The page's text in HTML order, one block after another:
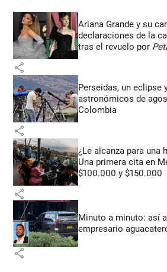
Ariana Grande y su
declaraciones de la
tras el revuelo por
share
Perseidas, un eclipse
astronómicos de
Colombia
share
¿Le alcanza para una
Una primera cita en
$100.000 y $150.000
share
Minuto a minuto: así
empresario
share